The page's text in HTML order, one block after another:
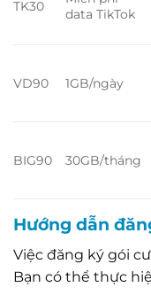
TK30
data TikTok
VD90 1GB/ngày
BIG90 30GB/tháng
Hướng dẫn
Việc đăng ký gói
Bạn có thể thực